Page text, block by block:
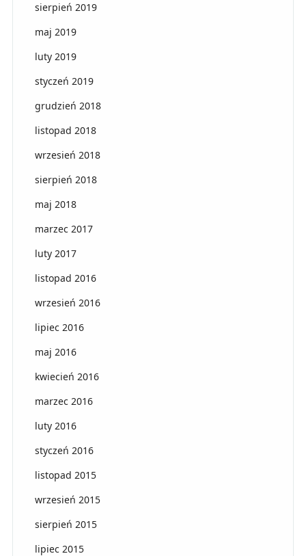
sierpień 2019
maj 2019
luty 2019
styczeń 2019
grudzień 2018
listopad 2018
wrzesień 2018
sierpień 2018
maj 2018
marzec 2017
luty 2017
listopad 2016
wrzesień 2016
lipiec 2016
maj 2016
kwiecień 2016
marzec 2016
luty 2016
styczeń 2016
listopad 2015
wrzesień 2015
sierpień 2015
lipiec 2015